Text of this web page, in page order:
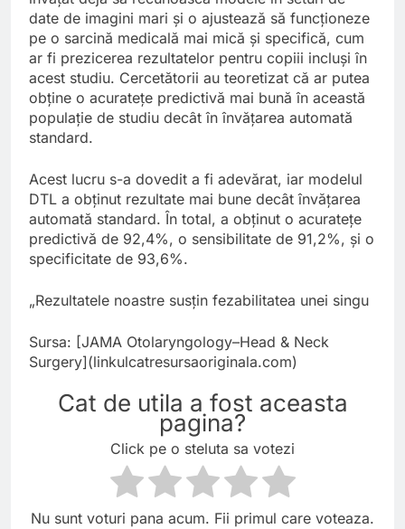
date de imagini mari și o ajustează să funcționeze
pe o sarcină medicală mai mică și specifică, cum
ar fi prezicerea rezultatelor pentru copiii incluși în
acest studiu. Cercetătorii au teoretizat că ar putea
obține o acuratețe predictivă mai bună în această
populație de studiu decât în învățarea automată
standard.
Acest lucru s-a dovedit a fi adevărat, iar modelul
DTL a obținut rezultate mai bune decât învățarea
automată standard. În total, a obținut o acuratețe
predictivă de 92,4%, o sensibilitate de 91,2%, și o
specificitate de 93,6%.
„Rezultatele noastre susțin fezabilitatea unei singu
Sursa: [JAMA Otolaryngology–Head & Neck
Surgery](linkulcatresursaoriginala.com)
Cat de utila a fost aceasta
pagina?
Click pe o steluta sa votezi
Nu sunt voturi pana acum. Fii primul care voteaza.